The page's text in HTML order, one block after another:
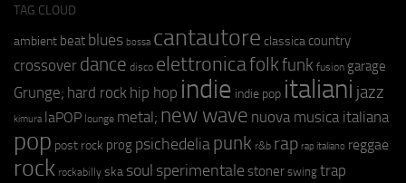
TAG CLOUD
ambient beat blues bossa cantautore classica country
crossover dance disco elettronicafolkfunk fusion garage
Grunge; hard rock hip hop indie indie pop italiani jazz
kimura laPOP lounge metal; new wave nuova musica italiana
pop post rock prog psichedeliapunk r&b rap rap italiano reggae
rock rockabilly ska soul sperimentale stoner swing trap